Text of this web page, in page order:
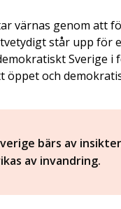
värnas genom att
står upp för
Sverige i
öppet och
bärs av
av invandring.